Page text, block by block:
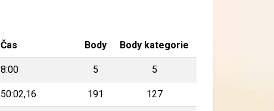
Čas Body Body kategorie
8:00 5 5
50:02,16 191 127